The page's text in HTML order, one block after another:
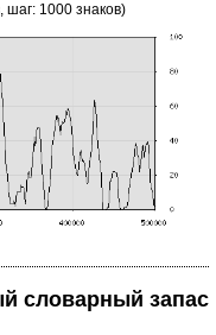
шаг: 1000 знаков)
словарный запас